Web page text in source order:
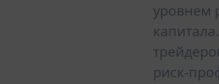
уровнем
риск-